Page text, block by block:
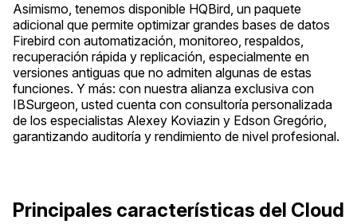
Asimismo, tenemos disponible HQBird, un paquete
adicional que permite optimizar grandes bases de datos
Firebird con automatización, monitoreo, respaldos,
recuperación rápida y replicación, especialmente en
versiones antiguas que no admiten algunas de estas
funciones. Y más: con nuestra alianza exclusiva con
IBSurgeon, usted cuenta con consultoría personalizada
de los especialistas Alexey Koviazin y Edson Gregório,
garantizando auditoría y rendimiento de nivel profesional.
Principales características del Cloud